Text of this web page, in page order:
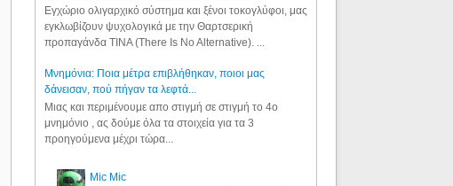
Εγχώριο ολιγαρχικό σύστημα και ξένοι τοκογλύφοι, μας
εγκλωβίζουν ψυχολογικά με την Θαρτσερική
προπαγάνδα TINA (There Is No Alternative). ...
Μνημόνια: Ποια μέτρα επιβλήθηκαν, ποιοι μας
δάνεισαν, πού πήγαν τα λεφτά...
Μιας και περιμένουμε απο στιγμή σε στιγμή το 4ο
μνημόνιο , ας δούμε όλα τα στοιχεία για τα 3
προηγούμενα μέχρι τώρα...
Mic Mic